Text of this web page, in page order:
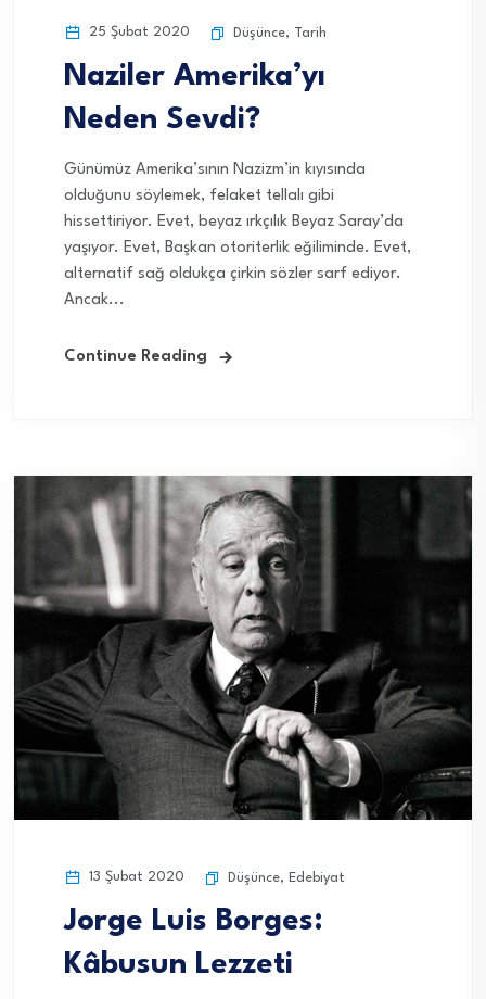
25 Şubat 2020 Düşünce, Tarih
Naziler Amerika’yı
Neden Sevdi?
Günümüz Amerika’sının Nazizm’in kıyısında
olduğunu söylemek, felaket tellalı gibi
hissettiriyor. Evet, beyaz ırkçılık Beyaz Saray’da
yaşıyor. Evet, Başkan otoriterlik eğiliminde. Evet,
alternatif sağ oldukça çirkin sözler sarf ediyor.
Ancak...
Continue Reading
13 Şubat 2020 Düşünce, Edebiyat
Jorge Luis Borges:
Kâbusun Lezzeti